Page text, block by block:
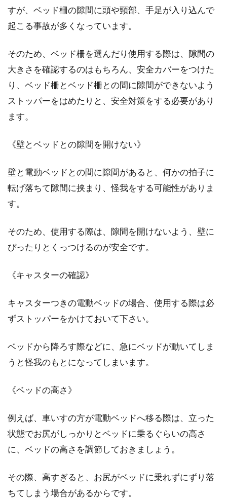
すが、ベッド柵の隙間に頭や頸部、手足が入り込んで
起こる事故が多くなっています。
そのため、ベッド柵を選んだり使用する際は、隙間の
大きさを確認するのはもちろん、安全カバーをつけた
り、ベッド柵とベッド柵との間に隙間ができないよう
ストッパーをはめたりと、安全対策をする必要があり
ます。
《壁とベッドとの隙間を開けない》
壁と電動ベッドとの間に隙間があると、何かの拍子に
転げ落ちて隙間に挟まり、怪我をする可能性がありま
す。
そのため、使用する際は、隙間を開けないよう、壁に
ぴったりとくっつけるのが安全です。
《キャスターの確認》
キャスターつきの電動ベッドの場合、使用する際は必
ずストッパーをかけておいて下さい。
ベッドから降ろす際などに、急にベッドが動いてしま
うと怪我のもとになってしまいます。
《ベッドの高さ》
例えば、車いすの方が電動ベッドへ移る際は、立った
状態でお尻がしっかりとベッドに乗るぐらいの高さ
に、ベッドの高さを調節しておきましょう。
その際、高すぎると、お尻がベッドに乗れずにずり落
ちてしまう場合があるからです。